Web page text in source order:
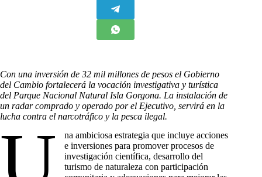
Con una inversión de 32 mil millones de pesos el Gobierno
del Cambio fortalecerá la vocación investigativa y turística
del Parque Nacional Natural Isla Gorgona. La instalación de
un radar comprado y operado por el Ejecutivo, servirá en la
lucha contra el narcotráfico y la pesca ilegal.
na ambiciosa estrategia que incluye acciones
e inversiones para promover procesos de
investigación científica, desarrollo del
turismo de naturaleza con participación